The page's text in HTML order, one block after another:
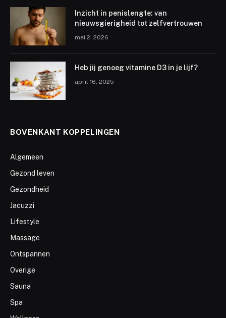
Inzicht in penislengte: van
nieuwsgierigheid tot zelfvertrouwen
mei 2, 2026
Heb jij genoeg vitamine D3 in je lijf?
april 16, 2025
BOVENKANT KOPPELINGEN
Algemeen
Gezond leven
Gezondheid
Jacuzzi
Lifestyle
Massage
Ontspannen
Overige
Sauna
Spa